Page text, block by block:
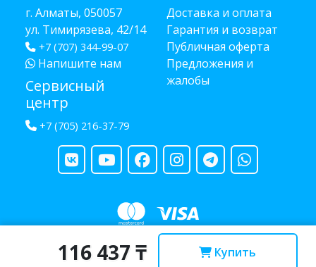
116 437 ₸ Купить
г. Алматы, 050057
ул. Тимирязева, 42/14
+7 (707) 344-99-07
Напишите нам
Сервисный
центр
+7 (705) 216-37-79
Доставка и оплата
Гарантия и возврат
Публичная оферта
Предложения и
жалобы
Copyright © 2013 - 2026 RUBA - разработаноwebula.kz